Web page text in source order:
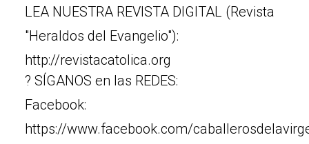
LEA NUESTRA REVISTA DIGITAL (Revista
"Heraldos del Evangelio"):
http://revistacatolica.org
? SÍGANOS en las REDES:
Facebook:
https://www.facebook.com/